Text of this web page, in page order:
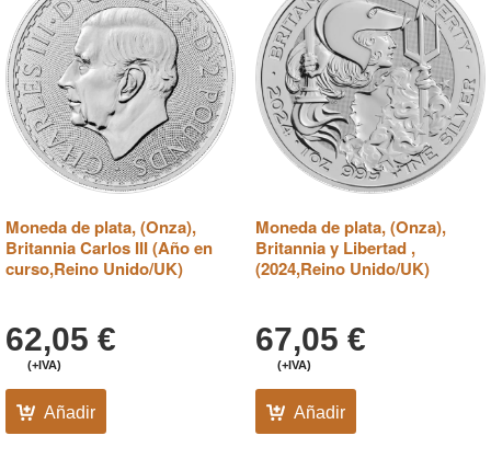
Moneda de plata, (Onza),
Britannia Carlos III (Año en
curso,Reino Unido/UK)
62,05 €
(+IVA)
Añadir
Moneda de plata, (Onza),
Britannia y Libertad ,
(2024,Reino Unido/UK)
67,05 €
(+IVA)
Añadir